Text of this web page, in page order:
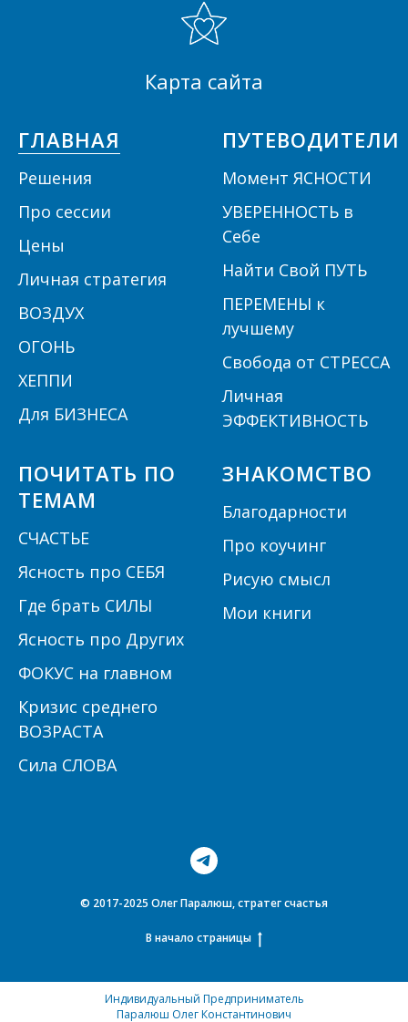
Карта сайта
ГЛАВНАЯ
Решения
Про сессии
Цены
Личная стратегия
ВОЗДУХ
ОГОНЬ
ХЕППИ
Для БИЗНЕСА
ПУТЕВОДИТЕЛИ
Момент ЯСНОСТИ
УВЕРЕННОСТЬ в
Себе
Найти Свой ПУТЬ
ПЕРЕМЕНЫ к
лучшему
Свобода от СТРЕССА
Личная
ЭФФЕКТИВНОСТЬ
ПОЧИТАТЬ ПО
ТЕМАМ
СЧАСТЬЕ
Ясность про СЕБЯ
Где брать СИЛЫ
Ясность про Других
ФОКУС на главном
Кризис среднего
ВОЗРАСТА
Сила СЛОВА
ЗНАКОМСТВО
Благодарности
Про коучинг
Рисую смысл
Мои книги
© 2017-2025 Олег Паралюш, стратег счастья
В начало страницы
Индивидуальный Предприниматель
Паралюш Олег Константинович